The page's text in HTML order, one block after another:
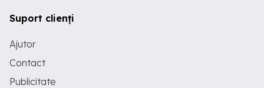
Suport clienți
Ajutor
Contact
Publicitate